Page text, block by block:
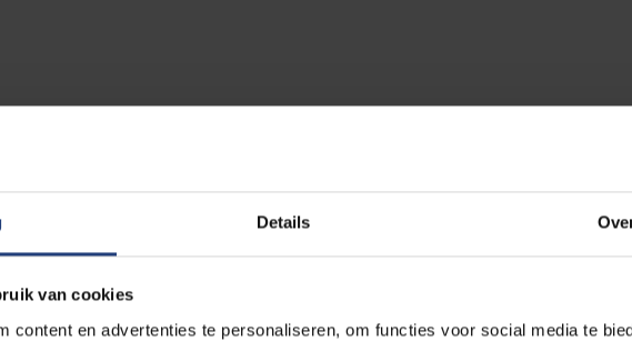
Details
van cookies
content en advertenties te personaliseren, om functies voor social media te
regering zet sterk in op de afbouw van dierproeven waar alternatieve
geniet de VUB, en meer bepaaldhet onderzoeksteam van professor
van het plan startte de universiteit op 25 september 2017 een
doel de research naar alternatieve onderzoeksmethoden te versterken.